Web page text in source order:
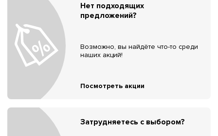
Нет подходящих
предложений?
Возможно, вы найдёте что-то среди
наших акций!
Посмотреть акции
Затрудняетесь с выбором?